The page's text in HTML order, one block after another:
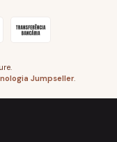
Jumpseller.